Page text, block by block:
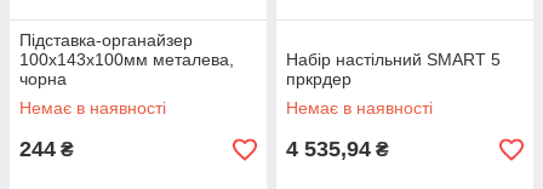
Підставка-органайзер
100x143x100мм металева,
чорна
Немає в наявності
244 ₴
Набір настільний SMART 5
пркрдер
Немає в наявності
4 535,94 ₴